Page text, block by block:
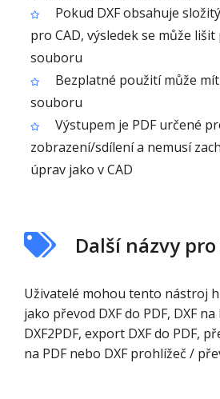
Pokud DXF obsahuje
pro CAD, výsledek se může
souboru
Bezplatné použití může
souboru
Výstupem je PDF určené
zobrazení/sdílení a nemusí
úprav jako v CAD
Další názvy pro
Uživatelé mohou tento nástroj
jako převod DXF do PDF, DXF
DXF2PDF, export DXF do PDF,
na PDF nebo DXF prohlížeč /